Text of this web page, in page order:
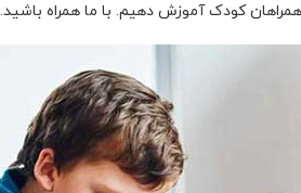
کودک آموزش دهیم. با ما همراه باشید.